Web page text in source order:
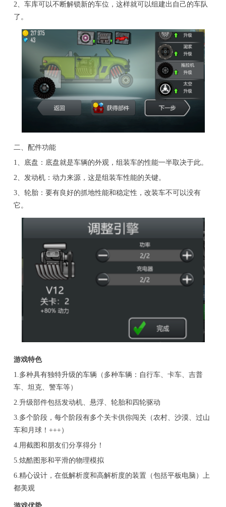
2、车库可以不断解锁新的车位，这样就可以组建出自己的车队
了。
二、配件功能
1、底盘：底盘就是车辆的外观，组装车的性能一半取决于此。
2、发动机：动力来源，这是组装车性能的关键。
3、轮胎：要有良好的抓地性能和稳定性，改装车不可以没有
它。
游戏特色
1.多种具有独特升级的车辆（多种车辆：自行车、卡车、吉普
车、坦克、警车等）
2.升级部件包括发动机、悬浮、轮胎和四轮驱动
3.多个阶段，每个阶段有多个关卡供你闯关（农村、沙漠、过山
车和月球！+++）
4.用截图和朋友们分享得分！
5.炫酷图形和平滑的物理模拟
6.精心设计，在低解析度和高解析度的装置（包括平板电脑）上
都美观